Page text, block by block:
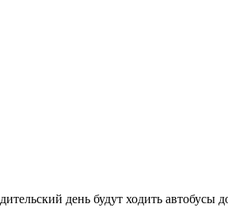
день будут ходить автобусы